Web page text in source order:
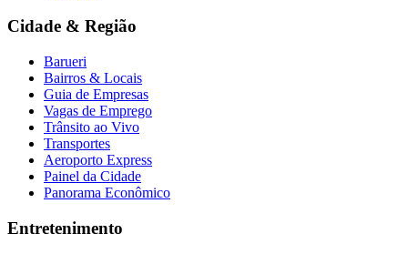
Flamengo
Cidade & Região
Barueri
Bairros & Locais
Guia de Empresas
Vagas de Emprego
Trânsito ao Vivo
Transportes
Aeroporto Express
Painel da Cidade
Panorama Econômico
Entretenimento